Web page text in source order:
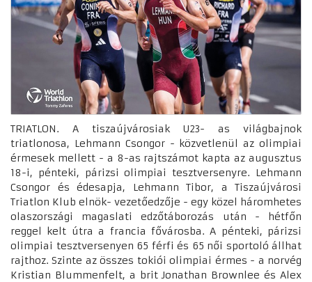
TRIATLON. A tiszaújvárosiak U23- as világbajnok
triatlonosa, Lehmann Csongor - közvetlenül az olimpiai
érmesek mellett - a 8-as rajtszámot kapta az augusztus
18-i, pénteki, párizsi olimpiai tesztversenyre. Lehmann
Csongor és édesapja, Lehmann Tibor, a Tiszaújvárosi
Triatlon Klub elnök- vezetőedzője - egy közel háromhetes
olaszországi magaslati edzőtáborozás után - hétfőn
reggel kelt útra a francia fővárosba. A pénteki, párizsi
olimpiai tesztversenyen 65 férfi és 65 női sportoló állhat
rajthoz. Szinte az összes tokiói olimpiai érmes - a norvég
Kristian Blummenfelt, a brit Jonathan Brownlee és Alex